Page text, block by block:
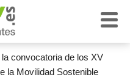
convocatoria de los XV
la Movilidad Sostenible